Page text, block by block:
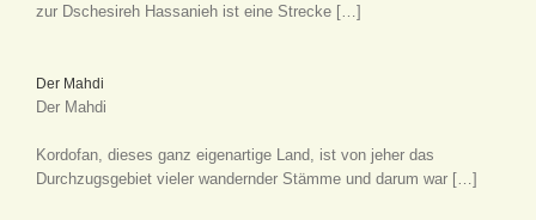
zur Dschesireh Hassanieh ist eine Strecke […]
Der Mahdi
Der Mahdi
Kordofan, dieses ganz eigenartige Land, ist von jeher das
Durchzugsgebiet vieler wandernder Stämme und darum war […]